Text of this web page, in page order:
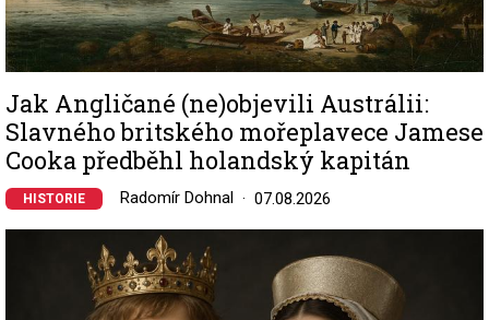
Jak Angličané (ne)objevili Austrálii:
Slavného britského mořeplavece Jamese
Cooka předběhl holandský kapitán
HISTORIE Radomír Dohnal 07.08.2026